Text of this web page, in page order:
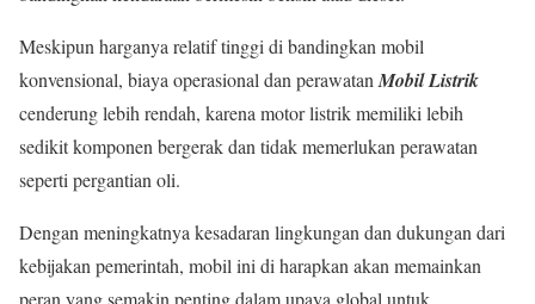
Meskipun harganya relatif tinggi di bandingkan mobil
konvensional, biaya operasional dan perawatan Mobil Listrik
cenderung lebih rendah, karena motor listrik memiliki lebih
sedikit komponen bergerak dan tidak memerlukan perawatan
seperti pergantian oli.
Dengan meningkatnya kesadaran lingkungan dan dukungan dari
kebijakan pemerintah, mobil ini di harapkan akan memainkan
peran yang semakin penting dalam upaya global untuk